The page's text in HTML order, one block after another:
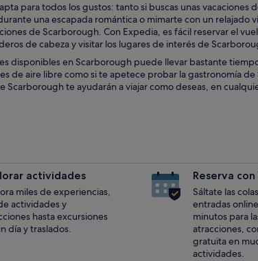
para todos los gustos: tanto si buscas unas
una escapada romántica o mimarte con un relajado
de Scarborough. Con Expedia, es fácil reservar el
de cabeza y visitar los lugares de interés de
disponibles en Scarborough puede llevar bastante
de aire libre como si te apetece probar la gastronomía
Scarborough te ayudarán a viajar como deseas, en
actividades
miles de experiencias,
actividades y
hasta excursiones
día y traslados.
Reserva
Sáltate las
entradas
minutos para
atracciones,
gratuita en
actividades.